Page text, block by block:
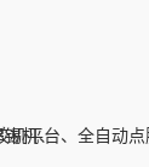
锡机、
机平台、全自动